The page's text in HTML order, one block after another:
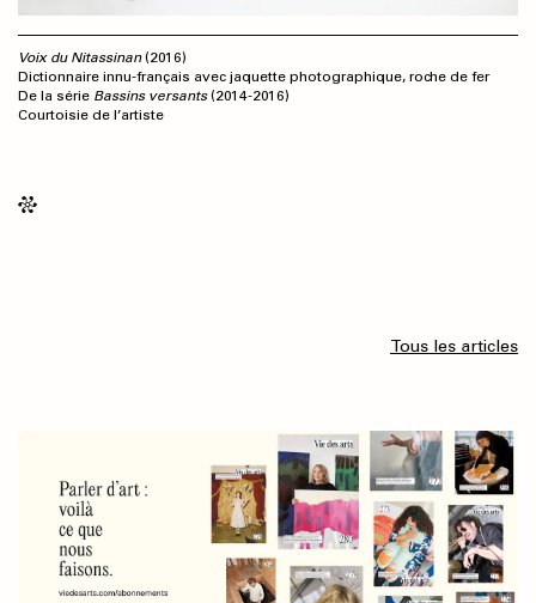
Voix du Nitassinan(2016)
Dictionnaire innu-français avec jaquette photographique, roche de fer
De la série Bassins versants(2014-2016)
Courtoisie de l’artiste
Tous les articles